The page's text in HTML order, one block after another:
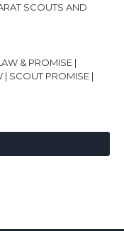
SCOUTS AND
LAW & PROMISE |
| SCOUT PROMISE |